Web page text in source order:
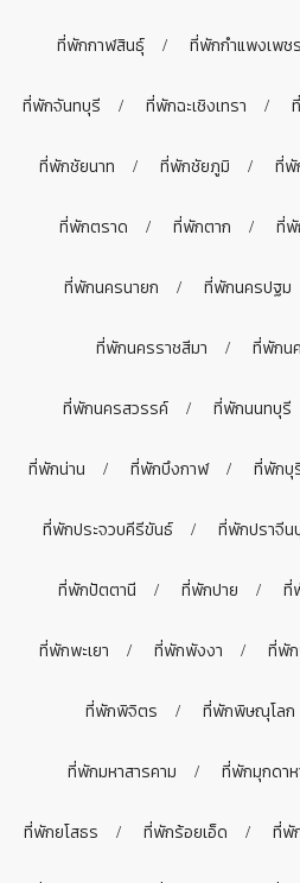
ที่พักกาฬสินธุ์ ที่พักกำแพงเพชร
ที่พักจันทบุรี ที่พักฉะเชิงเทรา
ที่พักชัยนาท ที่พักชัยภูมิ ที่พั
ที่พักตราด ที่พักตาก ที่พั
ที่พักนครนายก ที่พักนครปฐม
ที่พักนครราชสีมา ที่พักน
ที่พักนครสวรรค์ ที่พักนนทบุรี
ที่พักน่าน ที่พักบึงกาฬ ที่พักบุ
ที่พักประจวบคีรีขันธ์ ที่พักปราจีน
ที่พักปัตตานี ที่พักปาย ที่
ที่พักพะเยา ที่พักพังงา ที่พั
ที่พักพิจิตร ที่พักพิษณุโลก
ที่พักมหาสารคาม ที่พักมุกดาห
ที่พักยโสธร ที่พักร้อยเอ็ด ที่พั